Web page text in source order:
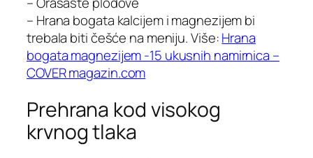
– Hrana bogata kalcijem i magnezijem bi
trebala biti češće na meniju. Više:Hrana
bogata magnezijem -15 ukusnih namirnica –
COVER magazin.com
Prehrana kod visokog
krvnog tlaka